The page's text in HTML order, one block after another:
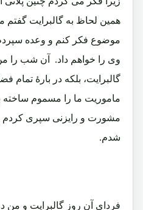
همین لحاظ به گالبرایت گفتم
موضوع فکر کنم و وعده
وی را خواهم داد. آن شب را من
گالبرایت، بلکه در بارۀ تمام
ماموریت ما را مسموم ساخته
مشورت و رایزنی سپری کردم
شدم.